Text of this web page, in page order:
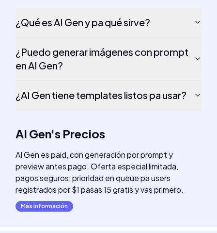
¿Qué es AI Gen y pa qué sirve?
¿Puedo generar imágenes con prompt
en AI Gen?
¿AI Gen tiene templates listos pa usar?
AI Gen's Precios
AI Gen es paid, con generación por prompt y
preview antes pago. Oferta especial limitada,
pagos seguros, prioridad en queue pa users
registrados por $1 pasas 15 gratis y vas primero.
Más información